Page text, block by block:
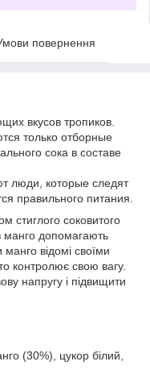
повернення
вкусов тропиков.
только отборные
сока в составе
люди, которые следят
правильного питания.
стиглого соковитого
манго допомагають
відомі своїми
контролює свою вагу.
напругу і підвищити
(30%), цукор білий,